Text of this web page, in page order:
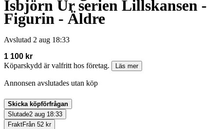
Isbjörn Ur serien Lillskansen -
Figurin - Äldre
Avslutad 2 aug 18:33
1 100 kr
Köparskydd är valfritt hos företag.
Läs mer
Annonsen avslutades utan köp
Skicka köpförfrågan
Slutade2 aug 18:33
FraktFrån 52 kr